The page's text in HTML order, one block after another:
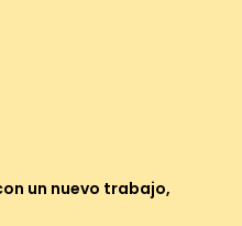
un nuevo trabajo,